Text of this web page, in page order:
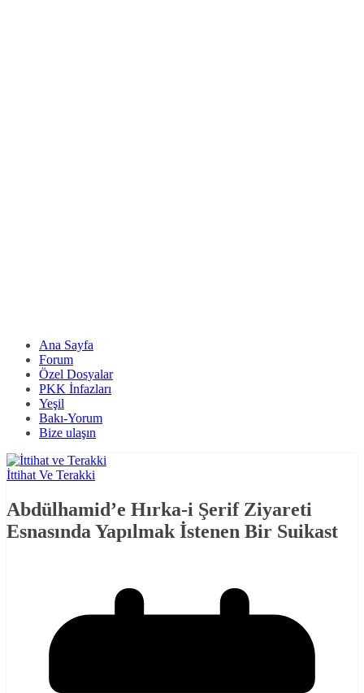
Ana Sayfa
Forum
Özel Dosyalar
PKK İnfazları
Yeşil
Bakı-Yorum
Bize ulaşın
İttihat Ve Terakki
Abdülhamid’e Hırka-i Şerif Ziyareti
Esnasında Yapılmak İstenen Bir Suikast